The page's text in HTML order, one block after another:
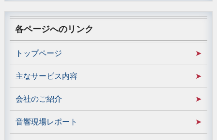
各ページへのリンク
トップページ
主なサービス内容
会社のご紹介
音響現場レポート